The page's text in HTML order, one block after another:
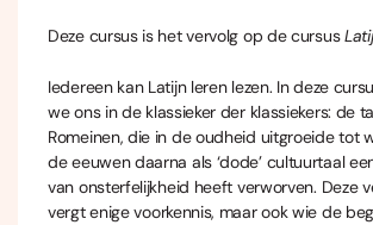
Deze cursus is het vervolg op de cursus
Iedereen kan Latijn leren lezen. In deze
we ons in de klassieker der klassiekers: de
Romeinen, die in de oudheid uitgroeide tot
de eeuwen daarna als ‘dode’ cultuurtaal
van onsterfelijkheid heeft verworven. Deze
vergt enige voorkennis, maar ook wie de